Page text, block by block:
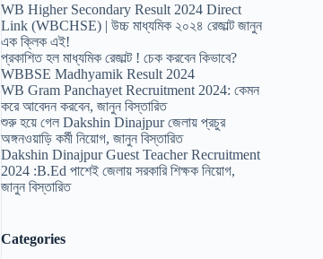
WB Higher Secondary Result 2024 Direct
Link (WBCHSE) | উচ্চ মাধ্যমিক ২০২৪ রেজাল্ট জানুন
এক ক্লিক এই!
প্রকাশিত হল মাধ্যমিক রেজাল্ট ! চেক করবেন কিভাবে?
WBBSE Madhyamik Result 2024
WB Gram Panchayet Recruitment 2024: কেমন
করে আবেদন করবেন, জানুন বিস্তারিত
শুরু হয়ে গেল Dakshin Dinajpur জেলায় প্রচুর
অঙ্গনওয়াড়ি কর্মী নিয়োগ, জানুন বিস্তারিত
Dakshin Dinajpur Guest Teacher Recruitment
2024 :B.Ed পাশেই জেলায় সরকারি শিক্ষক নিয়োগ,
জানুন বিস্তারিত
Categories